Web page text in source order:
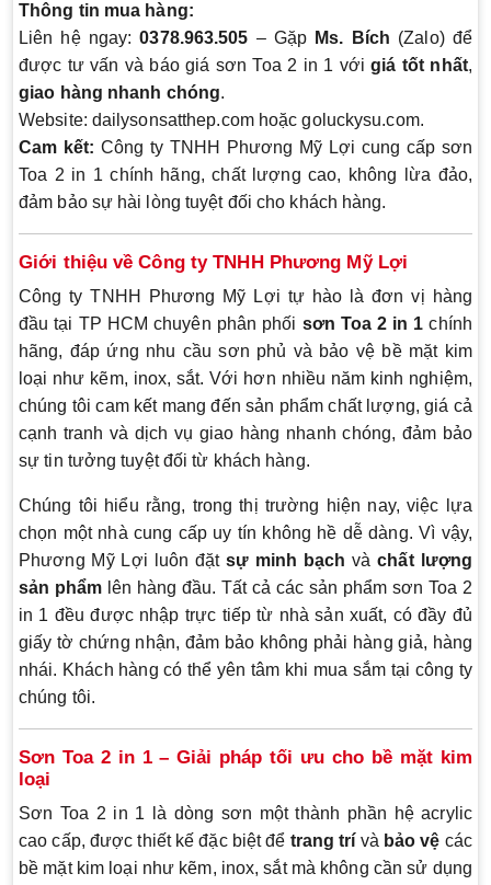
Thông tin mua hàng:
Liên hệ ngay:0378.963.505 – Gặp Ms. Bích (Zalo) để
được tư vấn và báo giá sơn Toa 2 in 1 vớigiá tốt nhất,
giao hàng nhanh chóng.
Website: dailysonsatthep.com hoặc goluckysu.com.
Cam kết: Công ty TNHH Phương Mỹ Lợi cung cấp sơn
Toa 2 in 1 chính hãng, chất lượng cao, không lừa đảo,
đảm bảo sự hài lòng tuyệt đối cho khách hàng.
Giới thiệu về Công ty TNHH Phương Mỹ Lợi
Công ty TNHH Phương Mỹ Lợi tự hào là đơn vị hàng
đầu tại TP HCM chuyên phân phối sơn Toa 2 in 1 chính
hãng, đáp ứng nhu cầu sơn phủ và bảo vệ bề mặt kim
loại như kẽm, inox, sắt. Với hơn nhiều năm kinh nghiệm,
chúng tôi cam kết mang đến sản phẩm chất lượng, giá cả
cạnh tranh và dịch vụ giao hàng nhanh chóng, đảm bảo
sự tin tưởng tuyệt đối từ khách hàng.
Chúng tôi hiểu rằng, trong thị trường hiện nay, việc lựa
chọn một nhà cung cấp uy tín không hề dễ dàng. Vì vậy,
Phương Mỹ Lợi luôn đặt sự minh bạch vàchất lượng
sản phẩm lên hàng đầu. Tất cả các sản phẩm sơn Toa 2
in 1 đều được nhập trực tiếp từ nhà sản xuất, có đầy đủ
giấy tờ chứng nhận, đảm bảo không phải hàng giả, hàng
nhái. Khách hàng có thể yên tâm khi mua sắm tại công ty
chúng tôi.
Sơn Toa 2 in 1 – Giải pháp tối ưu cho bề mặt kim
loại
Sơn Toa 2 in 1 là dòng sơn một thành phần hệ acrylic
cao cấp, được thiết kế đặc biệt để trang trí và bảo vệ các
bề mặt kim loại như kẽm, inox, sắt mà không cần sử dụng